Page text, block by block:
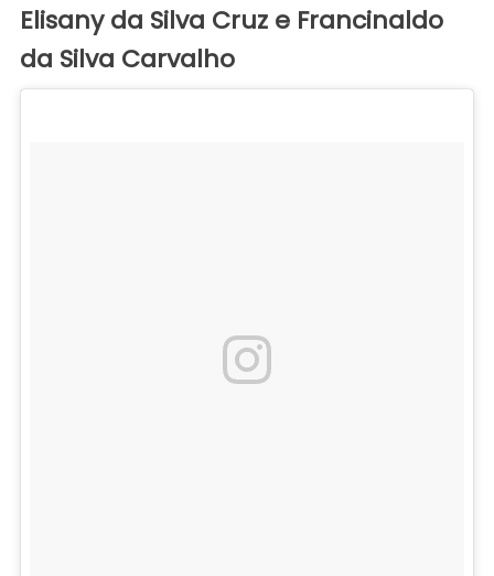
Elisany da Silva Cruz e Francinaldo
da Silva Carvalho